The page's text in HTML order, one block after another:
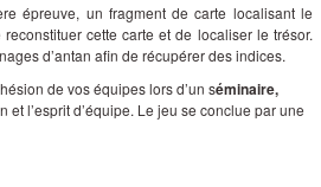
épreuve, un fragment de carte localisant le
cette carte et de localiser le trésor.
d’antan afin de récupérer des indices.
de vos équipes lors d’un séminaire,
et l’esprit d’équipe. Le jeu se conclue par une